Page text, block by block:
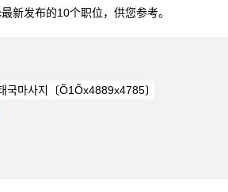
新发布的10个职位，供您参考。